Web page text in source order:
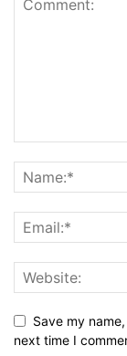
Save my
next time I